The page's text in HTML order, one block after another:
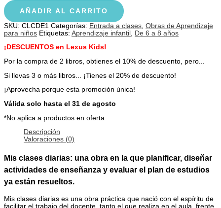
AÑADIR AL CARRITO
SKU: CLCDE1 Categorías: Entrada a clases Obras de Aprendizaje
para niños Etiquetas: Aprendizaje infantil De 6 a 8 años
¡DESCUENTOS en Lexus Kids!
Por la compra de 2 libros, obtienes el 10% de descuento, pero...
Si llevas 3 o más libros... ¡Tienes el 20% de descuento!
¡Aprovecha porque esta promoción única!
Válida solo hasta el 31 de agosto
*No aplica a productos en oferta
Descripción
Valoraciones (0)
Mis clases diarias: una obra en la que planificar, diseñar
actividades de enseñanza y evaluar el plan de estudios
ya están resueltos.
Mis clases diarias es una obra práctica que nació con el espíritu de
facilitar el trabajo del docente, tanto el que realiza en el aula, frente